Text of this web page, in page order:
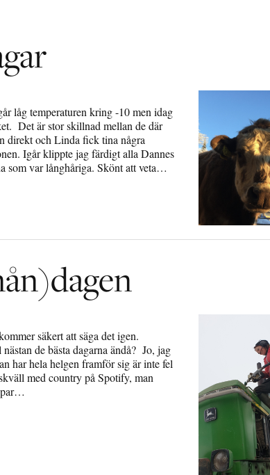
låg temperaturen kring -10 men idag
Det är stor skillnad mellan de där
direkt och Linda fick tina några
Igår klippte jag färdigt alla Dannes
som var långhåriga. Skönt att veta…
säkert att säga det igen.
de bästa dagarna ändå? Jo, jag
har hela helgen framför sig är inte fel
med country på Spotify, man
par…